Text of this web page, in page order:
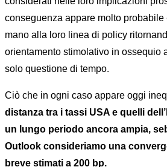
conseguenza appare molto
mano alla loro linea di policy
orientamento stimolativo in ossequio
solo questione di tempo.
Ciò che in ogni caso appare oggi
distanza tra i tassi USA e quelli
un lungo periodo ancora ampia,
Outlook consideriamo una
breve stimati a 200 bp.